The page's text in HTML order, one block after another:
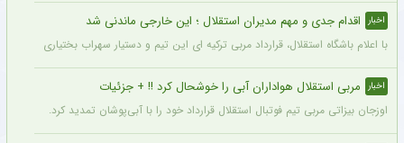
اخبار اقدام جدی و مهم مدیران استقلال ؛ این خارجی ماندنی شد
با اعلام باشگاه استقلال، قرارداد مربی ترکیه ای این تیم و دستیار سهراب بختیاری زاده
اخبار مربی استقلال هواداران آبی را خوشحال کرد !! + جزئیات
اوزجان بیزاتی مربی تیم فوتبال استقلال قرارداد خود را با آبی‌پوشان تمدید کرد.